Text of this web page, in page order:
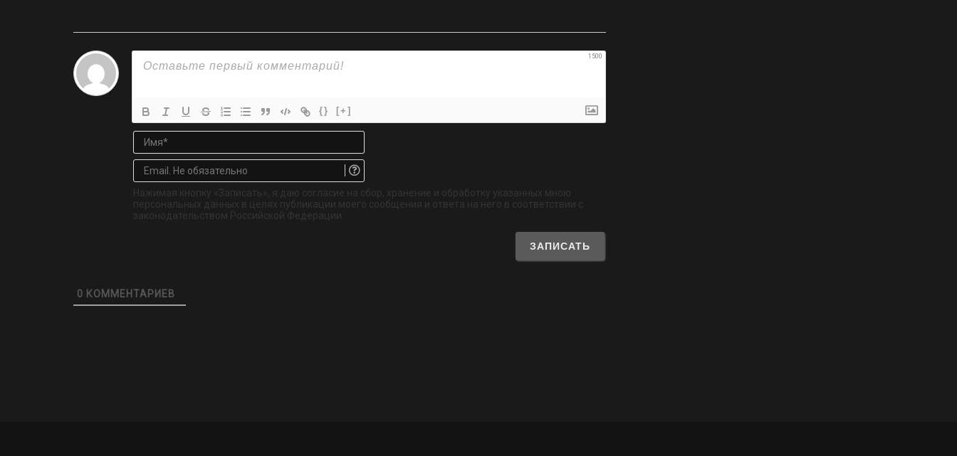
1500
{} [+]
Имя*
Email.
обязательно
Нажимая кнопку «Записать», я даю согласие на сбор, хранение и обработку указанных мною
персональных данных в целях публикации моего сообщения и ответа на него в соответствии с
законодательством Российской Федерации.
0 КОММЕНТАРИЕВ